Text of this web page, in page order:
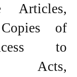
of
to
Acts,